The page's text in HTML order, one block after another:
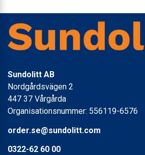
Sundolitt AB
Nordgårdsvägen 2
447 37 Vårgårda
Organisationsnummer: 556119-6576
order.se@sundolitt.com
0322-62 60 00